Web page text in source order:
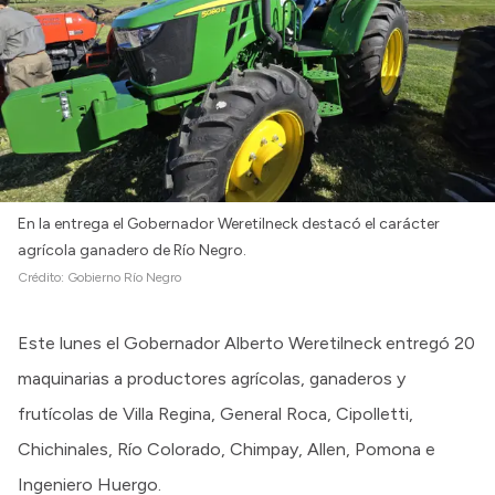
En la entrega el Gobernador Weretilneck destacó el carácter
agrícola ganadero de Río Negro.
Crédito: Gobierno Río Negro
Este lunes el Gobernador Alberto Weretilneck entregó 20
maquinarias a productores agrícolas, ganaderos y
frutícolas de Villa Regina, General Roca, Cipolletti,
Chichinales, Río Colorado, Chimpay, Allen, Pomona e
Ingeniero Huergo.